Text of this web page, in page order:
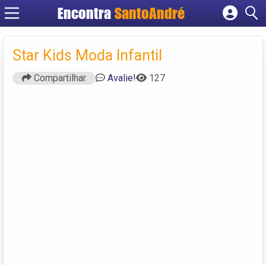
Encontra SantoAndré
Cadastrar empresa
Fazer login
Criar conta
Star Kids Moda Infantil
Compartilhar Avalie! 127